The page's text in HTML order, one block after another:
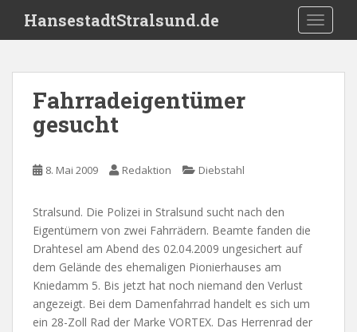
i
HansestadtStralsund.de
Fahrradeigentümer
gesucht
8. Mai 2009 Redaktion Diebstahl
Stralsund. Die Polizei in Stralsund sucht nach den
Eigentümern von zwei Fahrrädern. Beamte fanden die
Drahtesel am Abend des 02.04.2009 ungesichert auf
dem Gelände des ehemaligen Pionierhauses am
Kniedamm 5. Bis jetzt hat noch niemand den Verlust
angezeigt. Bei dem Damenfahrrad handelt es sich um
ein 28-Zoll Rad der Marke VORTEX. Das Herrenrad der